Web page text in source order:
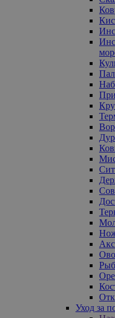
Уход за